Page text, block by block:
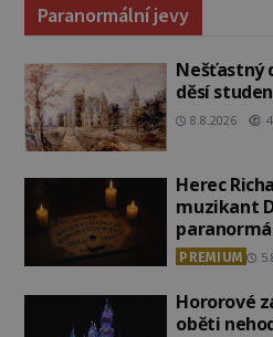
Paranormální jevy
Nešťastný
děsí
8.8.2026
Herec
muzikant
PREMIUM
Hororové
oběti